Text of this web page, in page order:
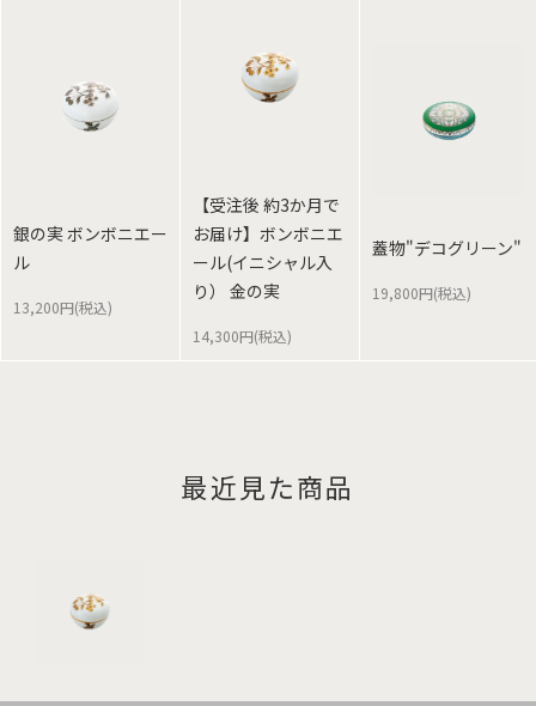
銀の実 ボンボニエー
ル
13,200円(税込)
【受注後 約3か月で
お届け】ボンボニエ
ール(イニシャル入
り） 金の実
14,300円(税込)
蓋物"デコグリーン"
19,800円(税込)
最近見た商品